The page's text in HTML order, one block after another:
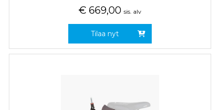
€ 669,00 sis. alv
Tilaa nyt